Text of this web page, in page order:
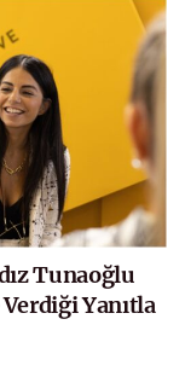
Tunaoğlu
Yanıtla